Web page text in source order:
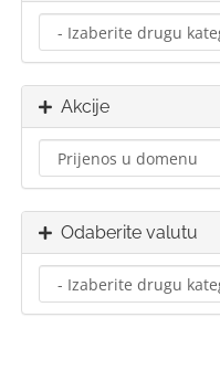
Akcije
Odaberite valutu